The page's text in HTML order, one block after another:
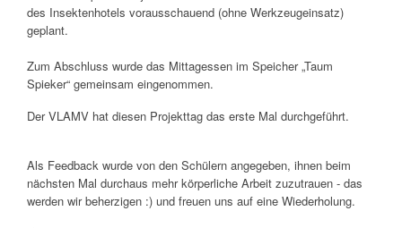
des Insektenhotels vorausschauend (ohne Werkzeugeinsatz)
geplant.
Zum Abschluss wurde das Mittagessen im Speicher „Taum
Spieker“ gemeinsam eingenommen.
Der VLAMV hat diesen Projekttag das erste Mal durchgeführt.
Als Feedback wurde von den Schülern angegeben, ihnen beim
nächsten Mal durchaus mehr körperliche Arbeit zuzutrauen - das
werden wir beherzigen :) und freuen uns auf eine Wiederholung.